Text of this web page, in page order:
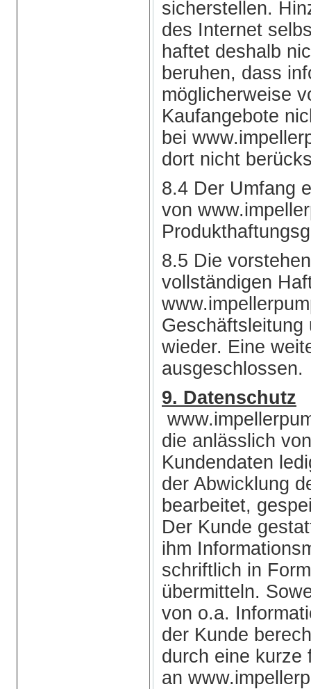
sicherstellen.
des Internet
haftet deshalb
beruhen, dass
möglicherweise
Kaufangebote
bei
dort nicht
8.4 Der Umfang
von
8.5 Die
vollständigen
Geschäftsleitung
wieder. Eine
ausgeschlossen.
9. Datenschutz
die anlässlich
Kundendaten
der Abwicklung
bearbeitet,
Der Kunde
ihm
schriftlich in
übermitteln.
von o.a.
der Kunde
durch eine kurze
an